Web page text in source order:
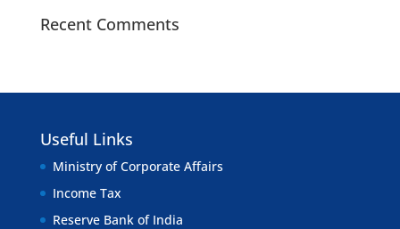
Recent Comments
Useful Links
Ministry of Corporate Affairs
Income Tax
Reserve Bank of India